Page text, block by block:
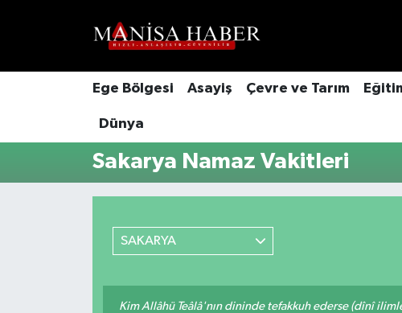
Ege Bölgesi Asayiş Çevre ve Tarım
Dünya
Sakarya Namaz Vakitleri
SAKARYA
Kim Allâhü Teâlâ'nın dininde tefakkuh ederse (dînî
Süper Lig Puan Durumu ve Fikstür
Tüm Manşetler
Son Dakika Haberleri